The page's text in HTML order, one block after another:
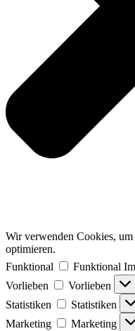
Wir verwenden Cookies, um
optimieren.
Funktional
Funktional
Vorlieben
Vorlieben
Statistiken
Statistiken
Marketing
Marketing